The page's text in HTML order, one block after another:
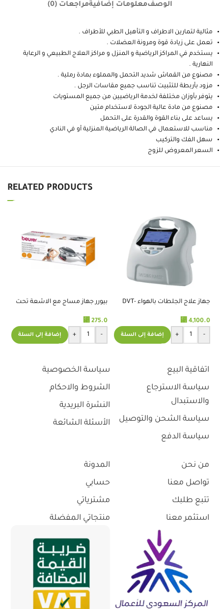
الوصفمعلومات إضافيةمراجعات (0)
مثالية لتمارين الاطراف و التأهيل الطبي للأطراف .
تعمل على زيادة قوة ومرونة العضلات .
يستخدم في المراكز الرياضية و المنزل و مراكز العلاج الطبيعي و الرعاية
النهارية .
مصنوع من القماش شديد التحمل والمملوء بمادة رملية .
مزود بأربطة للتثبيت تناسب جميع مقاسات الرجل .
يتوفر بأوزان مختلفة لخدمة الرياضيين من جميع المستويات
مصنوع من مادة عالية الجودة لاستخدام متين
يساعد على بناء القوة والقدرة على التحمل
مناسب للاستعمال في الصالة الرياضية المنزلية أو في النادي
سهل الفك والتركيب
السعر المعروض للزوج
RELATED PRODUCTS
جهاز علاج الجلطات بالهواء DVT-
⃁ 4,100.0
-
+ إضافة إلى السلة
بيورر جهاز مساج مع الاشعة تحت
⃁ 275.0
-
+ إضافة إلى السلة
اتفاقية البيع
سياسة الاسترجاع
والاستبدال
سياسة الشحن والتوصيل
سياسة الدفع
سياسة الخصوصية
الشروط والاحكام
النشرة البريدية
الأسئلة الشائعة
من نحن
تواصل معنا
تتبع طلبك
استثمر معنا
المدونة
حسابي
مشترياتي
منتجاتي المفضلة